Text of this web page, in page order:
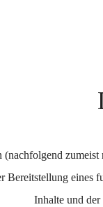
(nachfolgend
Bereitstellung eines
Inhalte und der